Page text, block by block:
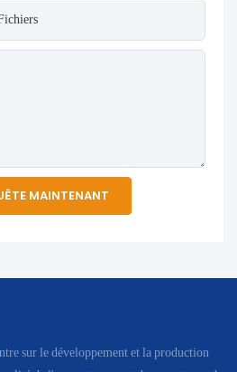
MAINTENANT
sur le développement et la production